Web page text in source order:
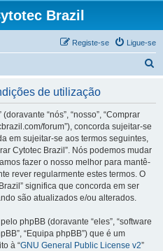
Brazil
Ligue-se
Registe-se
de utilização
“nós”, “nosso”, “Comprar
forum”), concorda sujeitar-se
em sujeitar-se aos termos seguintes,
Cytotec Brazil”. Nós podemos mudar
fazer o nosso melhor para mantê-
rever regularmente estes termos. O
significa que concorda em ser
são atualizados e/ou alterados.
phpBB (doravante “eles”, “software
“Equipa phpBB”) que é um
à “GNU General Public License v2”